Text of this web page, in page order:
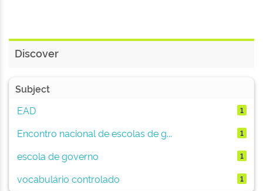
Discover
Subject
EAD
1
Encontro nacional de escolas de g... 1
escola de governo 1
vocabulário controlado 1